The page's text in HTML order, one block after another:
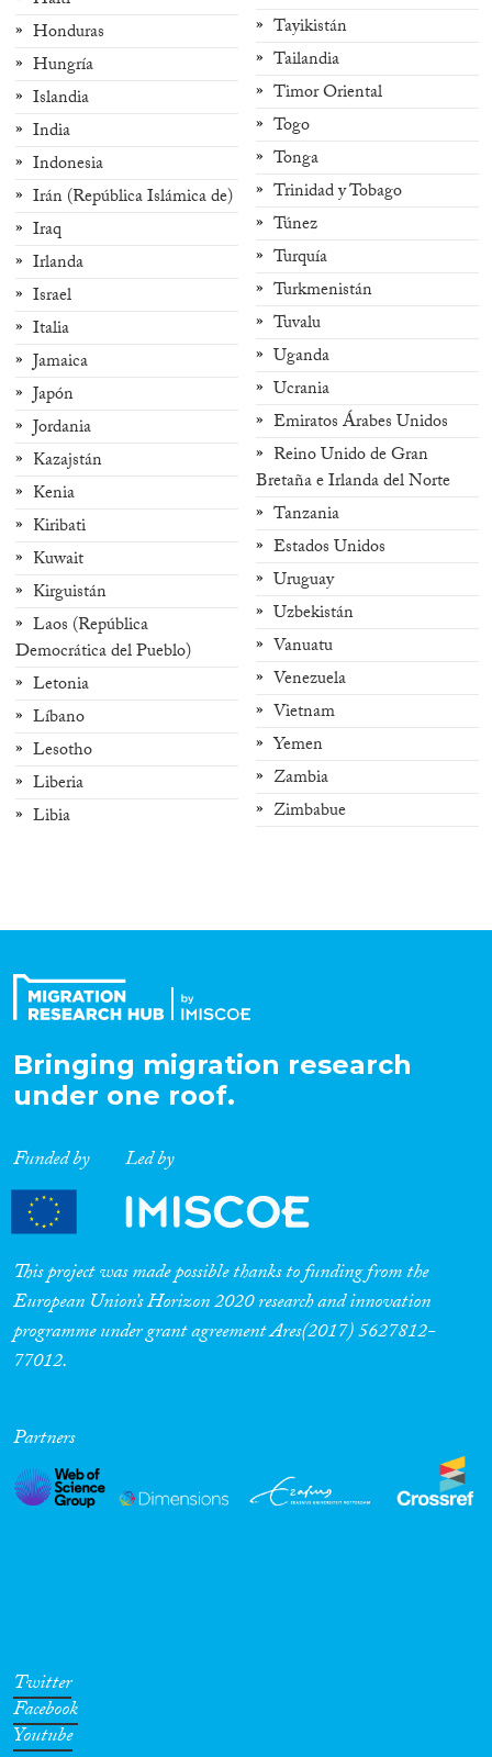
Honduras
Hungría
Islandia
India
Indonesia
Irán (República Islámica de)
Iraq
Irlanda
Israel
Italia
Jamaica
Japón
Jordania
Kazajstán
Kenia
Kiribati
Kuwait
Kirguistán
Laos (República
Democrática del Pueblo)
Letonia
Líbano
Lesotho
Liberia
Libia
Tayikistán
Tailandia
Timor Oriental
Togo
Tonga
Trinidad y Tobago
Túnez
Turquía
Turkmenistán
Tuvalu
Uganda
Ucrania
Emiratos Árabes Unidos
Reino Unido de Gran
Bretaña e Irlanda del Norte
Tanzania
Estados Unidos
Uruguay
Uzbekistán
Vanuatu
Venezuela
Vietnam
Yemen
Zambia
Zimbabue
Bringing migration research
under one roof.
Funded by Led by
This project was made possible thanks to funding from the
European Union’s Horizon 2020 research and innovation
programme under grant agreement Ares(2017) 5627812-
77012.
Partners
Twitter
Facebook
Youtube